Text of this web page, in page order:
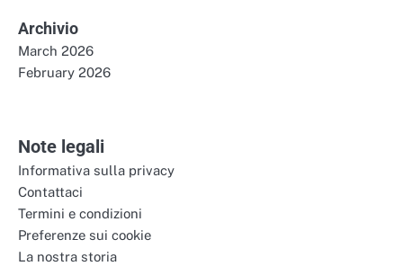
Archivio
March 2026
February 2026
Note legali
Informativa sulla privacy
Contattaci
Termini e condizioni
Preferenze sui cookie
La nostra storia